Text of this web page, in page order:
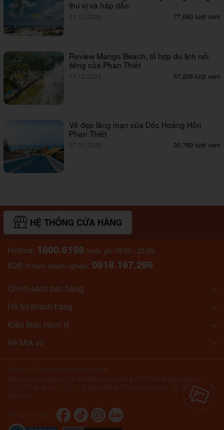
thú vị và hấp dẫn
31.12.2024 77,640 lượt xem
Review Mango Beach, tổ hợp du lịch nổi
tiếng của Phan Thiết
31.12.2024 57,206 lượt xem
Vẻ đẹp lãng mạn của Dốc Hoàng Hôn
Phan Thiết
07.01.2025 30,769 lượt xem
HỆ THỐNG CỬA HÀNG
Hotline: 1800.6198 (miễn phí 09:00 - 22:00)
B2B (Khách doanh nghiệp): 0918.197.299
Chính sách bán hàng
Hỗ trợ khách hàng
Kiến thức hành lý
Về MIA.vn
10/01/2018. Địa chỉ: 117-119 Bạch Đằng, Phường Gia Định, TP. Hồ Chí Minh,